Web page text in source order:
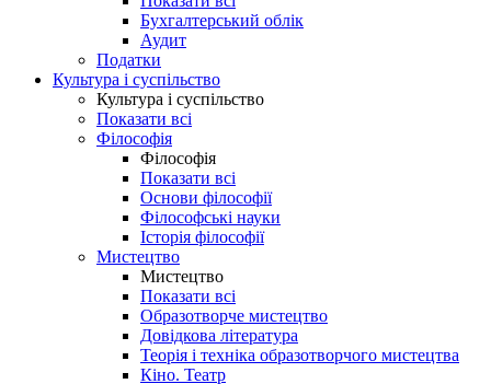
Бухгалтерський облік
Аудит
Податки
Культура і суспільство
Культура і суспільство
Показати всі
Філософія
Філософія
Показати всі
Основи філософії
Філософські науки
Історія філософії
Мистецтво
Мистецтво
Показати всі
Образотворче мистецтво
Довідкова література
Теорія і техніка образотворчого мистецтва
Кіно. Театр